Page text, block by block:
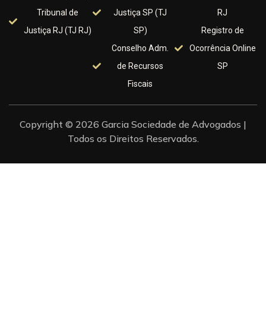
Tribunal de
Justiça RJ (TJ RJ)
Justiça SP (TJ
SP)
Conselho Adm.
de Recursos
Fiscais
RJ
Registro de
Ocorrência Online
SP
Copyright © 2026 Garcia Sociedade de Advogados |
Todos os Direitos Reservados.